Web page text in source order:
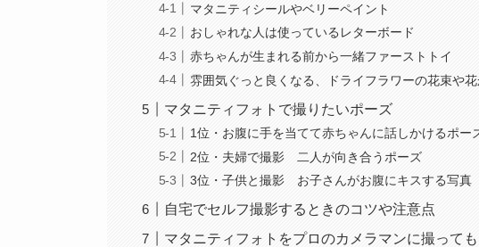
マタニティシールやベリーペイント
おしゃれな人は使っているレターボード
赤ちゃんが生まれる前から一緒ファーストトイ
雰囲気ぐっと良くなる、ドライフラワーの花束や花
マタニティフォトで撮りたいポーズ
1位・お腹に手を当てて赤ちゃんに話しかけるポー
2位・夫婦で撮影 二人が向き合うポーズ
3位・子供と撮影 お子さんがお腹にキスする写真
自宅でセルフ撮影するときのコツや注意点
マタニティフォトをプロのカメラマンに撮っても